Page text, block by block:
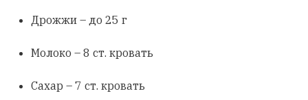
Дрожжи – до 25 г
Молоко – 8 ст. кровать
Сахар – 7 ст. кровать